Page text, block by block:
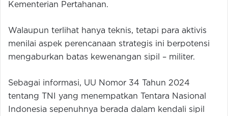
Kementerian Pertahanan.
Walaupun terlihat hanya teknis, tetapi para aktivis
menilai aspek perencanaan strategis ini berpotensi
mengaburkan batas kewenangan sipil – militer.
Sebagai informasi, UU Nomor 34 Tahun 2024
tentang TNI yang menempatkan Tentara Nasional
Indonesia sepenuhnya berada dalam kendali sipil